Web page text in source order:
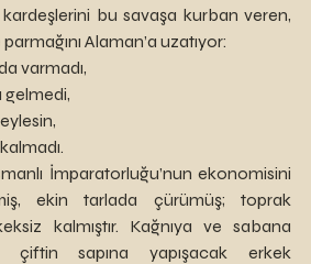
bu savaşa kurban veren,
Alaman’a uzatıyor:
varmadı,
gelmedi,
ekin tarlada çürümüş; toprak
kalmıştır. Kağnıya ve sabana
çiftin sapına yapışacak erkek